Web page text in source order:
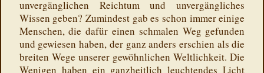
unvergänglichen Reichtum und unvergängliches
Wissen geben? Zumindest gab es schon immer einige
Menschen, die dafür einen schmalen Weg gefunden
und gewiesen haben, der ganz anders erschien als die
breiten Wege unserer gewöhnlichen Weltlichkeit. Die
Wenigen haben ein ganzheitlich leuchtendes Licht